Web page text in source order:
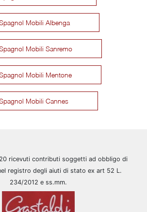
Mobili Albenga
Mobili Sanremo
Mobili Mentone
Mobili Cannes
ricevuti contributi soggetti ad obbligo di
registro degli aiuti di stato ex art 52 L.
234/2012 e ss.mm.